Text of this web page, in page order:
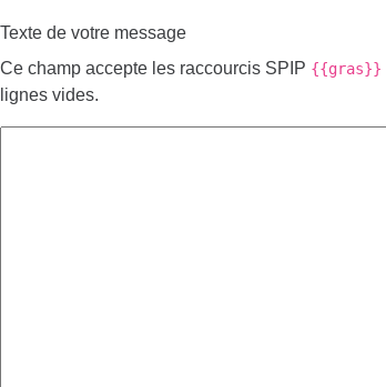
Texte de votre message
Ce champ accepte les raccourcis SPIP {{gras}}
lignes vides.